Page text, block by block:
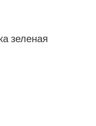
зеленая